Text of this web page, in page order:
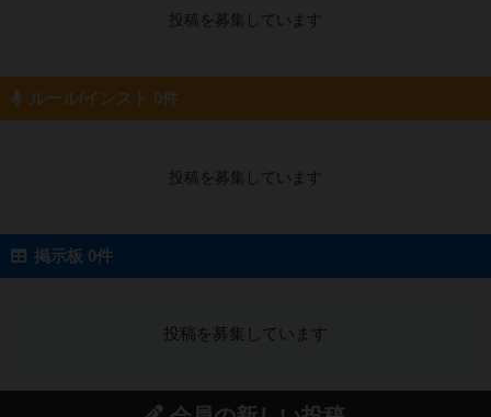
投稿を募集しています
ルール/インスト 0件
投稿を募集しています
掲示板 0件
投稿を募集しています